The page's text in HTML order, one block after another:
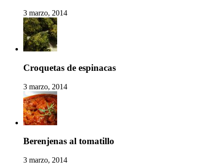
3 marzo, 2014
Croquetas de espinacas
3 marzo, 2014
Berenjenas al tomatillo
3 marzo, 2014